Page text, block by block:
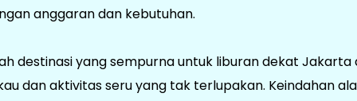
anggaran dan kebutuhan.
destinasi yang sempurna untuk liburan dekat Jakarta
dan aktivitas seru yang tak terlupakan. Keindahan